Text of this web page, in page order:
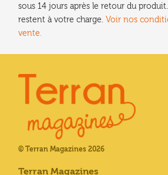
sous 14 jours après le retour du
restent à votre charge. Voir nos
vente.
© Terran Magazines 2026
Terran Magazines